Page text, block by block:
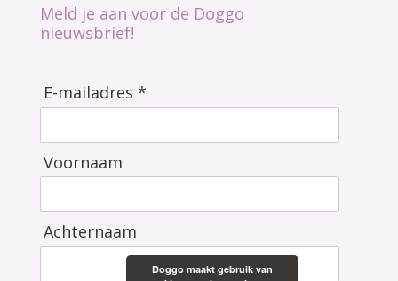
Meld je aan voor de Doggo
nieuwsbrief!
E-mailadres *
Voornaam
Achternaam
Doggo maakt gebruik van